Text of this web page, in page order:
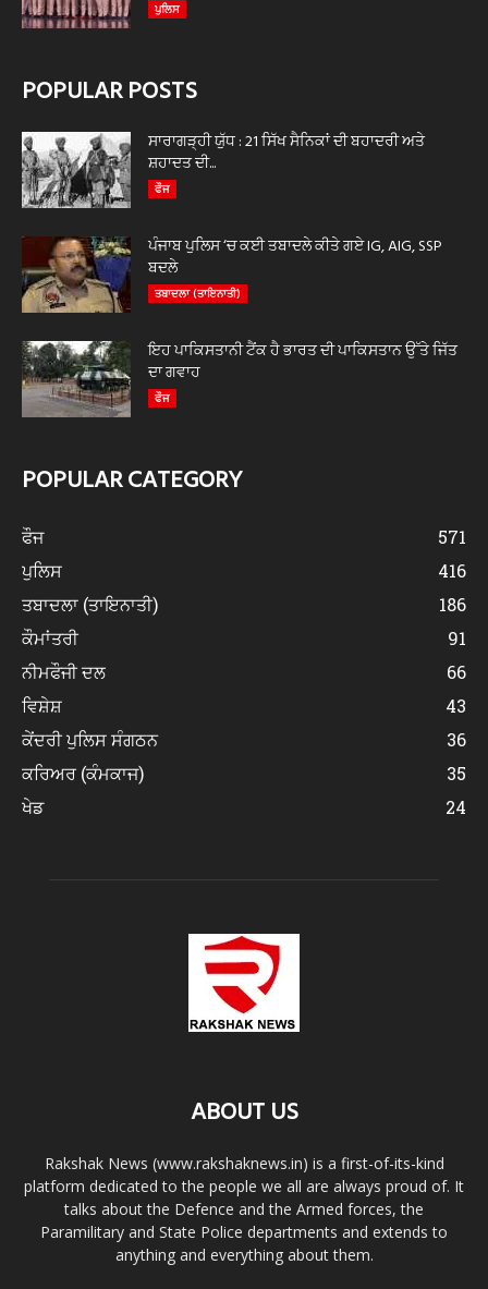
ਪੁਲਿਸ
POPULAR POSTS
ਸਾਰਾਗੜ੍ਹੀ ਯੁੱਧ : 21 ਸਿੱਖ ਸੈਨਿਕਾਂ ਦੀ ਬਹਾਦਰੀ ਅਤੇ
ਸ਼ਹਾਦਤ ਦੀ...
ਫੌਜ
ਪੰਜਾਬ ਪੁਲਿਸ ‘ਚ ਕਈ ਤਬਾਦਲੇ ਕੀਤੇ ਗਏ IG, AIG, SSP
ਬਦਲੇ
ਤਬਾਦਲਾ (ਤਾਇਨਾਤੀ)
ਇਹ ਪਾਕਿਸਤਾਨੀ ਟੈਂਕ ਹੈ ਭਾਰਤ ਦੀ ਪਾਕਿਸਤਾਨ ਉੱਤੇ ਜਿੱਤ
ਦਾ ਗਵਾਹ
ਫੌਜ
POPULAR CATEGORY
ਫੌਜ
571
ਪੁਲਿਸ
416
ਤਬਾਦਲਾ (ਤਾਇਨਾਤੀ)
186
ਕੌਮਾਂਤਰੀ
91
ਨੀਮਫੌਜੀ ਦਲ
66
ਵਿਸ਼ੇਸ਼
43
ਕੇਂਦਰੀ ਪੁਲਿਸ ਸੰਗਠਨ
36
ਕਰਿਅਰ (ਕੰਮਕਾਜ)
35
ਖੇਡ
24
ABOUT US
Rakshak News (www.rakshaknews.in) is a first-of-its-kind
platform dedicated to the people we all are always proud of. It
talks about the Defence and the Armed forces, the
Paramilitary and State Police departments and extends to
anything and everything about them.